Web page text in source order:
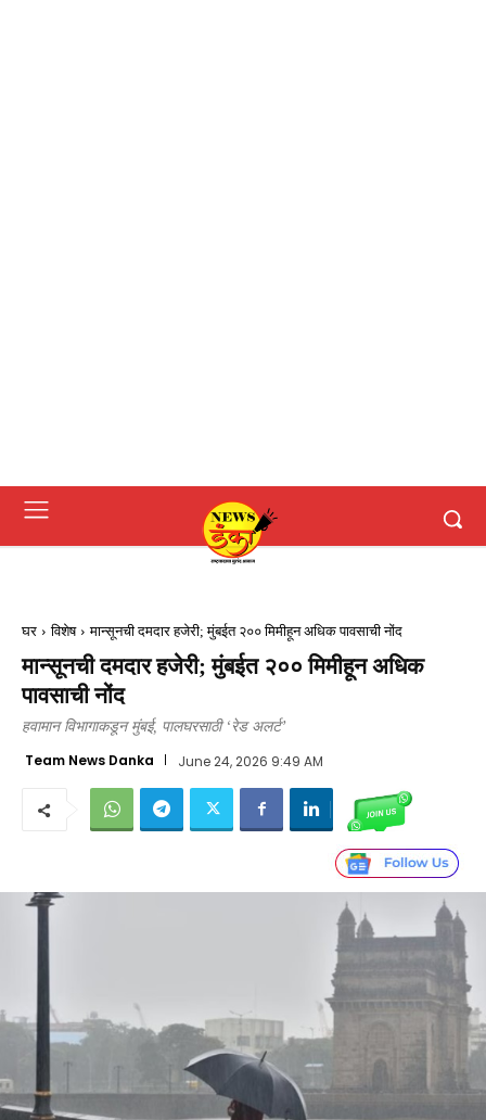
घर विशेष मान्सूनची दमदार हजेरी; मुंबईत २०० मिमीहून अधिक पावसाची नोंद
मान्सूनची दमदार हजेरी; मुंबईत २०० मिमीहून अधिक
पावसाची नोंद
हवामान विभागाकडून मुंबई, पालघरसाठी ‘रेड अलर्ट’
Team News Danka June 24, 2026 9:49 AM